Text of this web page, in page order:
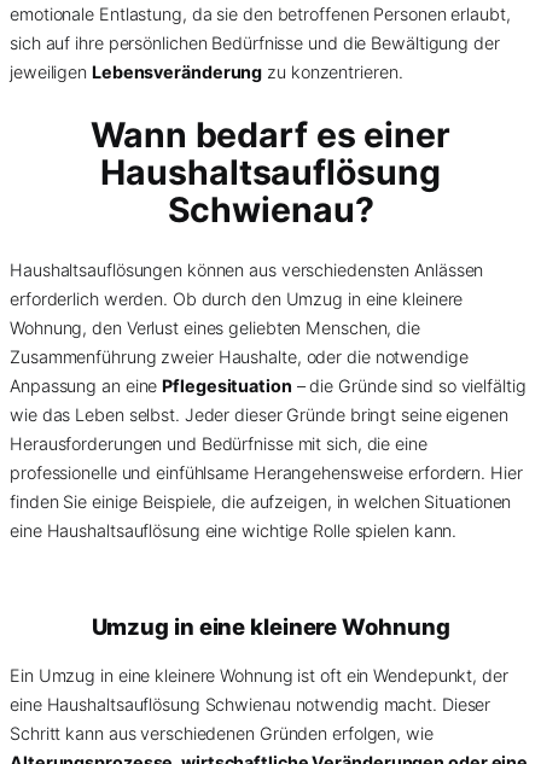
emotionale Entlastung, da sie den betroffenen Personen erlaubt,
sich auf ihre persönlichen Bedürfnisse und die Bewältigung der
jeweiligen Lebensveränderung zu konzentrieren.
Wann bedarf es einer
Haushaltsauflösung
Schwienau?
Haushaltsauflösungen können aus verschiedensten Anlässen
erforderlich werden. Ob durch den Umzug in eine kleinere
Wohnung, den Verlust eines geliebten Menschen, die
Zusammenführung zweier Haushalte, oder die notwendige
Anpassung an einePflegesituation – die Gründe sind so vielfältig
wie das Leben selbst. Jeder dieser Gründe bringt seine eigenen
Herausforderungen und Bedürfnisse mit sich, die eine
professionelle und einfühlsame Herangehensweise erfordern. Hier
finden Sie einige Beispiele, die aufzeigen, in welchen Situationen
eine Haushaltsauflösung eine wichtige Rolle spielen kann.
Umzug in eine kleinere Wohnung
Ein Umzug in eine kleinere Wohnung ist oft ein Wendepunkt, der
eine Haushaltsauflösung Schwienau notwendig macht. Dieser
Schritt kann aus verschiedenen Gründen erfolgen, wie